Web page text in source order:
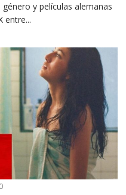
y películas alemanas
entre...
0